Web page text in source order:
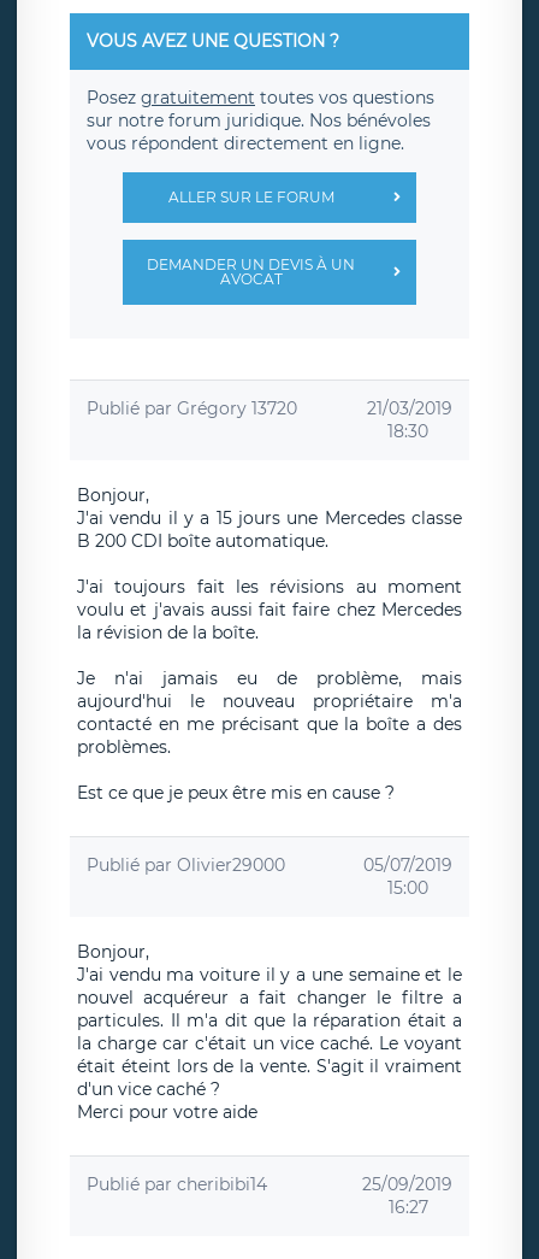
VOUS AVEZ UNE QUESTION ?
Posez gratuitement toutes vos questions
sur notre forum juridique. Nos bénévoles
vous répondent directement en ligne.
ALLER SUR LE FORUM
DEMANDER UN DEVIS À UN
AVOCAT
Publié par Grégory 13720
21/03/2019
18:30
Bonjour,
J'ai vendu il y a 15 jours une Mercedes classe
B 200 CDI boîte automatique.
J'ai toujours fait les révisions au moment
voulu et j'avais aussi fait faire chez Mercedes
la révision de la boîte.
Je n'ai jamais eu de problème, mais
aujourd'hui le nouveau propriétaire m'a
contacté en me précisant que la boîte a des
problèmes.
Est ce que je peux être mis en cause ?
Publié par Olivier29000
05/07/2019
15:00
Bonjour,
J'ai vendu ma voiture il y a une semaine et le
nouvel acquéreur a fait changer le filtre a
particules. Il m'a dit que la réparation était a
la charge car c'était un vice caché. Le voyant
était éteint lors de la vente. S'agit il vraiment
d'un vice caché ?
Merci pour votre aide
Publié par cheribibi14
25/09/2019
16:27